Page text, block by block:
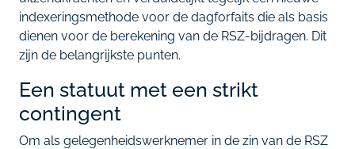
indexeringsmethode voor de dagforfaits die als basis
dienen voor de berekening van de RSZ-bijdragen. Dit
zijn de belangrijkste punten.
Een statuut met een strikt
contingent
Om als gelegenheidswerknemer in de zin van de RSZ